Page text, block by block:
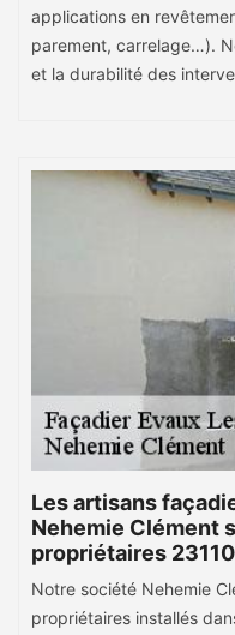
applications en
parement, carrelage…).
et la durabilité des
Les artisans
Nehemie Clément
propriétaires 23110
Notre société Nehemie
propriétaires installés